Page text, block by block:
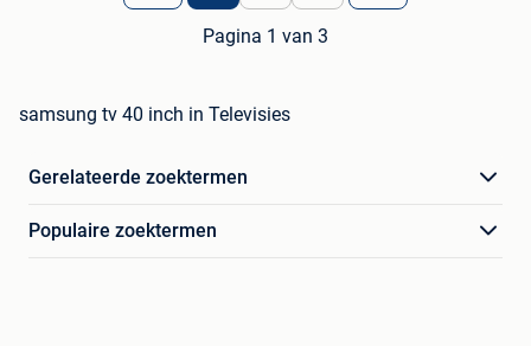
Pagina 1 van 3
samsung tv 40 inch in Televisies
Gerelateerde zoektermen
Populaire zoektermen